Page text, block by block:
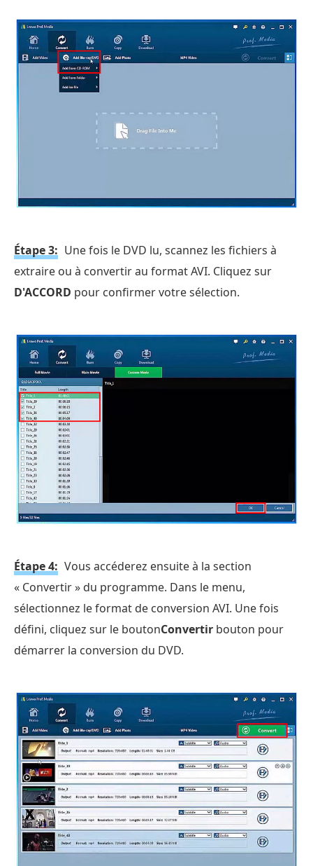
Étape 3: Une fois le DVD lu, scannez les fichiers à
extraire ou à convertir au format AVI. Cliquez sur
D'ACCORD pour confirmer votre sélection.
Étape 4: Vous accéderez ensuite à la section
« Convertir » du programme. Dans le menu,
sélectionnez le format de conversion AVI. Une fois
défini, cliquez sur le boutonConvertir bouton pour
démarrer la conversion du DVD.